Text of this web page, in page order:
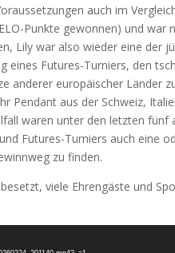
auch im
Punkte gewonnen) und war
Lily war also wieder eine der
eines Futures-Turniers, den
anderer europäischer Länder
Pendant aus der Schweiz,
waren unter den letzten fünf
Futures-Turniers auch eine
zu finden.
viele Ehrengäste und